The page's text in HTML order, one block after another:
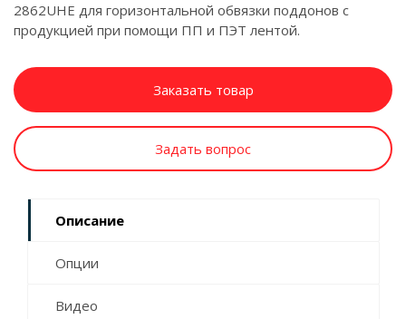
2862UHE для горизонтальной обвязки поддонов с
продукцией при помощи ПП и ПЭТ лентой.
Заказать товар
Задать вопрос
Описание
Опции
Видео